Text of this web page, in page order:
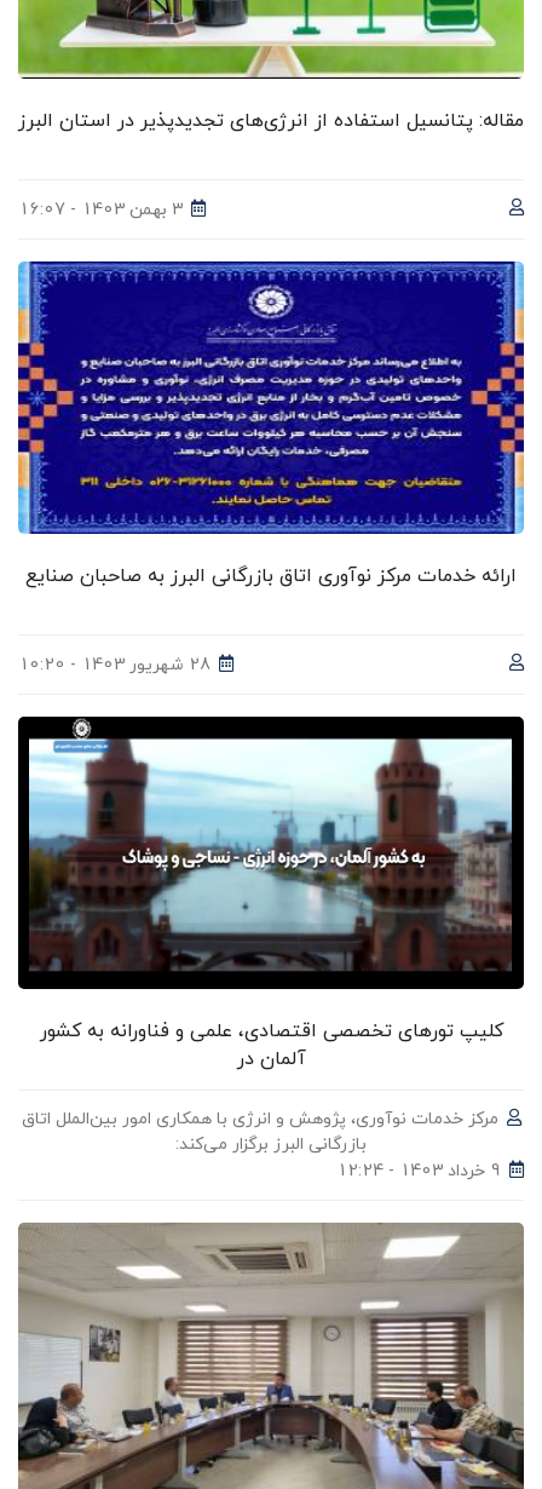
مقاله: پتانسیل استفاده از انرژی‌های تجدیدپذیر در استان البرز
3 بهمن 1403 - 16:07
ارائه خدمات مرکز نوآوری اتاق بازرگانی البرز به صاحبان صنایع
28 شهریور 1403 - 10:20
کلیپ تورهای تخصصی اقتصادی، علمی و فناورانه به کشور
آلمان در
مرکز خدمات نوآوری، پژوهش و انرژی با همکاری امور بین‌الملل اتاق
بازرگانی البرز برگزار می‌کند:
9 خرداد 1403 - 12:24